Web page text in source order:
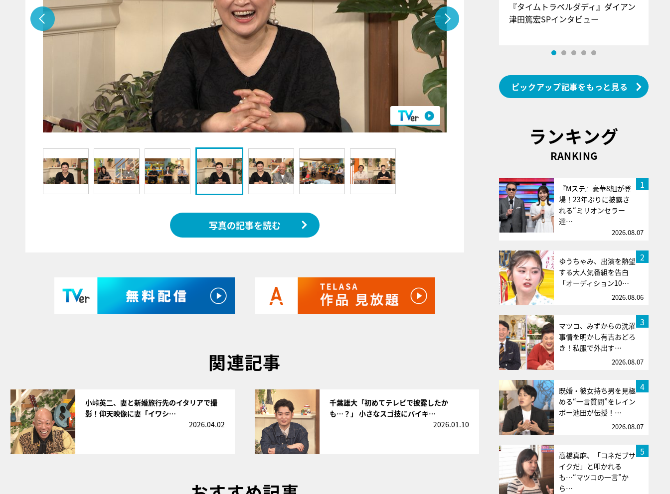
写真の記事を読む
関連記事
小峠英二、妻と新婚旅行先のイタリアで撮
影！仰天映像に妻「イワシ…
2026.04.02
千葉雄大「初めてテレビで披露したか
も…？」 小さなスゴ技にバイキ…
2026.01.10
『アイ＝ラブ！げーみんぐ』＝LOV
E齋藤樹愛羅＆佐々木舞香SPインタ
『タイムトラベルダディ』ダイアン
津田篤宏SPインタビュー
ピックアップ記事をもっと見る
ランキング
RANKING
1
『Mステ』豪華8組が登
場！23年ぶりに披露さ
れる“ミリオンセラー
達…
2026.08.07
2
ゆうちゃみ、出演を熱望
する大人気番組を告白
「オーディション10…
2026.08.06
3
マツコ、みずからの洗濯
事情を明かし有吉おどろ
き！私服で外出す…
2026.08.07
4
既婚・彼女持ち男を見極
める“一言質問”をレイン
ボー池田が伝授！…
2026.08.07
5
高橋真麻、「コネだブサ
イクだ」と叩かれる
も…“マツコの一言”か
ら…